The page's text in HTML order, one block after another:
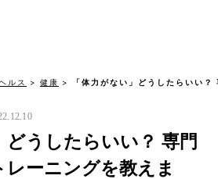
ルス 健康 「体力がない」どうしたらいい
どうしたらいい？ 専門
レーニングを教えま